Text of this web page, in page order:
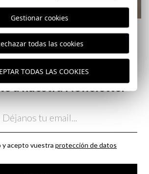
| MALVA
REMATE de REBAJAS
CAMISETA BRAND ESPALDA |
KHAKI
11,95 € / 19,95 €
XS S M L XL 2XL
a nuestra Newsletter
y acepto vuestra protección de datos
Gestionar cookies
todas las cookies
TODAS LAS COOKIES